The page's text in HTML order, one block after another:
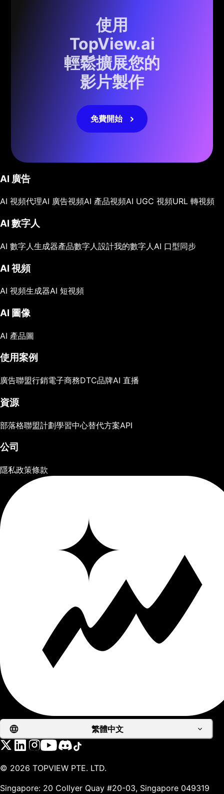
使用
TopView.ai
輕鬆擴展您的
影片製作
免費開始
AI 廣告
AI 視頻代理AI 廣告視頻AI 產品視頻AI UGC 視頻URL 轉視頻
AI 數字人
AI 數字人生成器產品數字人 設計我的數字人 AI 口型同步
AI 視頻
AI 視頻生成器AI 短視頻
AI 圖像
AI 產品圖
使用案例
廣告聯盟行銷電子商務DTC品牌AI 直播
資源
部落格聯盟計劃學習中心替代方案API
公司
隱私政策條款
繁體中文
© 2026 TOPVIEW PTE. LTD.
Singapore: 20 Collyer Quay #20-03, Singapore 049319